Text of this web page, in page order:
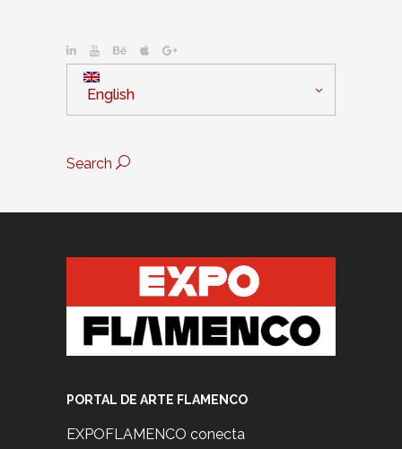
English
Search
PORTAL DE ARTE FLAMENCO
EXPOFLAMENCO conecta